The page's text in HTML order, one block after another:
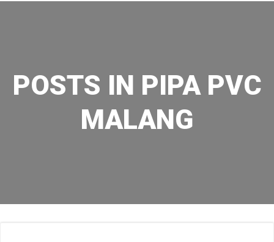
POSTS IN PIPA PVC
MALANG